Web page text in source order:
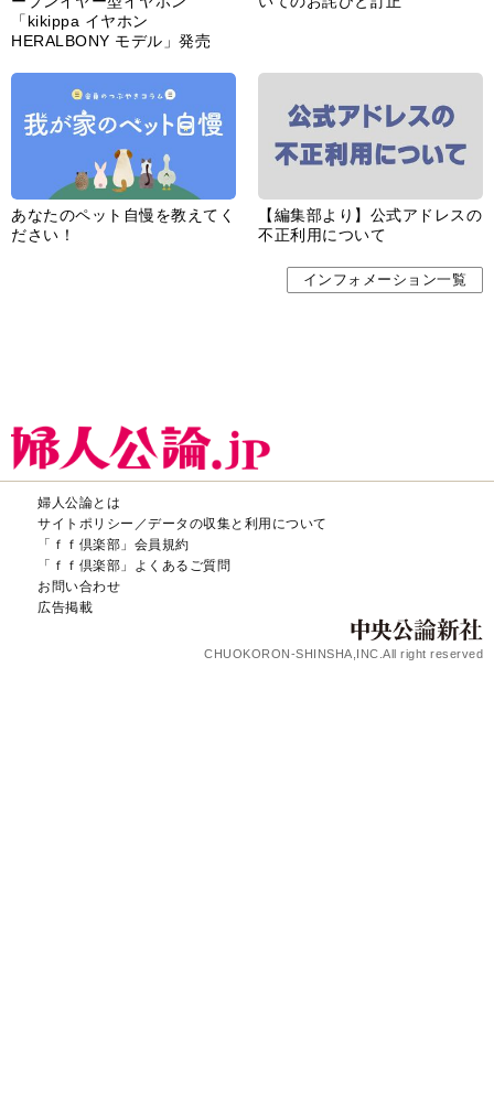
「kikippa イヤホン
HERALBONY モデル」発売
あなたのペット自慢を教えてく
ださい！
【編集部より】公式アドレスの
不正利用について
インフォメーション一覧
婦人公論とは
サイトポリシー／データの収集と利用について
「ｆｆ倶楽部」会員規約
「ｆｆ倶楽部」よくあるご質問
お問い合わせ
広告掲載
CHUOKORON-SHINSHA,INC.All right reserved